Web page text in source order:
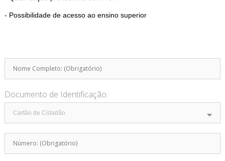
- Possibilidade de acesso ao ensino superior
Documento de Identificação: